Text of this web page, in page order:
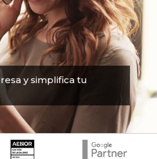
y simplifica tu